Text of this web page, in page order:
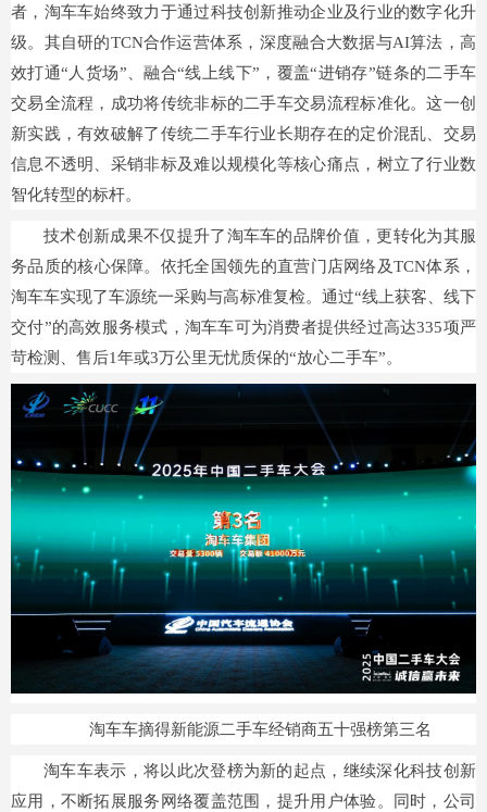
者，淘车车始终致力于通过科技创新推动企业及行业的数字化升
级。其自研的TCN合作运营体系，深度融合大数据与AI算法，高
效打通“人货场”、融合“线上线下”，覆盖“进销存”链条的二手车
交易全流程，成功将传统非标的二手车交易流程标准化。这一创
新实践，有效破解了传统二手车行业长期存在的定价混乱、交易
信息不透明、采销非标及难以规模化等核心痛点，树立了行业数
智化转型的标杆。
技术创新成果不仅提升了淘车车的品牌价值，更转化为其服
务品质的核心保障。依托全国领先的直营门店网络及TCN体系，
淘车车实现了车源统一采购与高标准复检。通过“线上获客、线下
交付”的高效服务模式，淘车车可为消费者提供经过高达335项严
苛检测、售后1年或3万公里无忧质保的“放心二手车”。
淘车车摘得新能源二手车经销商五十强榜第三名
淘车车表示，将以此次登榜为新的起点，继续深化科技创新
应用，不断拓展服务网络覆盖范围，提升用户体验。同时，公司